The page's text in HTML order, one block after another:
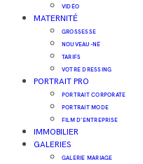
VIDÉO
MATERNITÉ
GROSSESSE
NOUVEAU-NÉ
TARIFS
VOTRE DRESSING
PORTRAIT PRO
PORTRAIT CORPORATE
PORTRAIT MODE
FILM D’ENTREPRISE
IMMOBILIER
GALERIES
GALERIE MARIAGE